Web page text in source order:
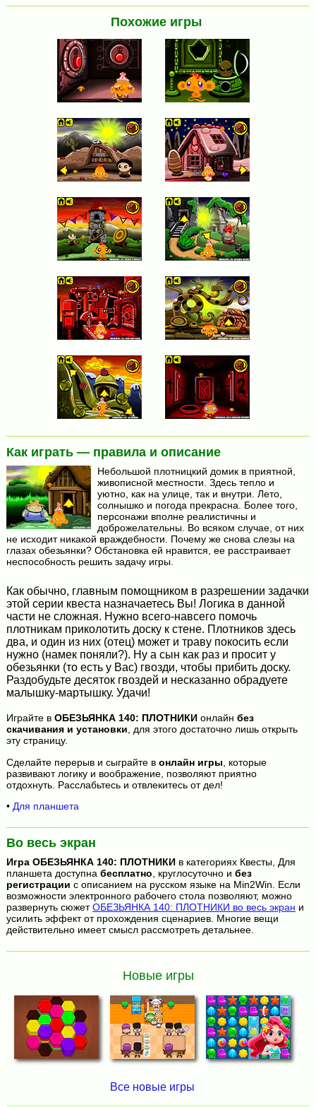
Похожие игры
Как играть — правила и описание
Небольшой плотницкий домик в приятной,
живописной местности. Здесь тепло и
уютно, как на улице, так и внутри. Лето,
солнышко и погода прекрасна. Более того,
персонажи вполне реалистичны и
доброжелательны. Во всяком случае, от них
не исходит никакой враждебности. Почему же снова слезы на
глазах обезьянки? Обстановка ей нравится, ее расстраивает
неспособность решить задачу игры.
Как обычно, главным помощником в разрешении задачки
этой серии квеста назначаетесь Вы! Логика в данной
части не сложная. Нужно всего-навсего помочь
плотникам приколотить доску к стене. Плотников здесь
два, и один из них (отец) может и траву покосить если
нужно (намек поняли?). Ну а сын как раз и просит у
обезьянки (то есть у Вас) гвозди, чтобы прибить доску.
Раздобудьте десяток гвоздей и несказанно обрадуете
малышку-мартышку. Удачи!
Играйте в ОБЕЗЬЯНКА 140: ПЛОТНИКИонлайн без
скачивания и установки, для этого достаточно лишь открыть
эту страницу.
Сделайте перерыв и сыграйте в онлайн игры , которые
развивают логику и воображение, позволяют приятно
отдохнуть. Расслабьтесь и отвлекитесь от дел!
• Для планшета
Во весь экран
Игра ОБЕЗЬЯНКА 140: ПЛОТНИКИв категориях Квесты, Для
планшета доступна бесплатно, круглосуточно и без
регистрации с описанием на русском языке на Min2Win. Если
возможности электронного рабочего стола позволяют, можно
развернуть сюжетОБЕЗЬЯНКА 140: ПЛОТНИКИ во весь экран и
усилить эффект от прохождения сценариев. Многие вещи
действительно имеет смысл рассмотреть детальнее.
Новые игры
Все новые игры